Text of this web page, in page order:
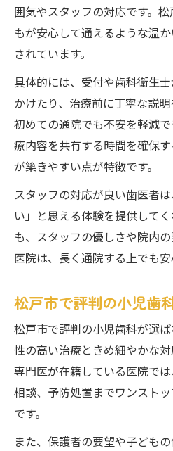
囲気やスタッフの対応です。
もが安心して通えるような温
されています。
具体的には、受付や歯科衛生
かけたり、治療前に丁寧な説明
初めての通院でも不安を軽減
療内容を共有する時間を確保
が築きやすい点が特徴です。
スタッフの対応が良い歯医者
い」と思える体験を提供して
も、スタッフの優しさや院内
医院は、長く通院する上でも安
松戸市で評判の小児歯
松戸市で評判の小児歯科が選
性の高い治療ときめ細やかな
専門医が在籍している医院で
相談、予防処置までワンスト
です。
また、保護者の要望や子ども